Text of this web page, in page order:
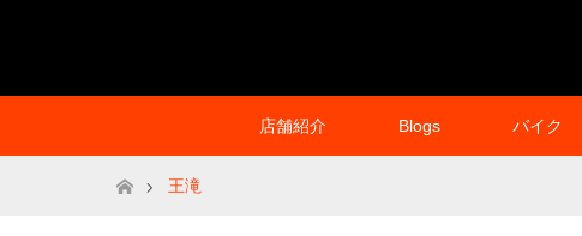
店舗紹介 Blogs バイク
ホーム王滝